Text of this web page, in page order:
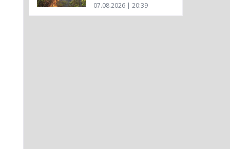
07.08.2026 | 20:39